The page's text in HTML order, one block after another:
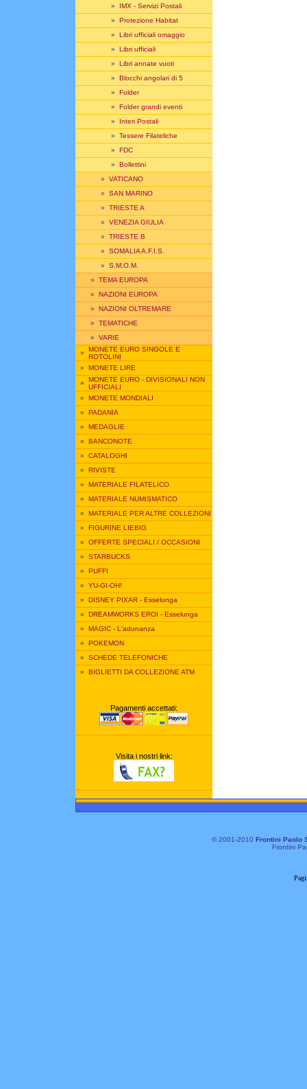
» IMX - Servizi Postali
» Protezione Habitat
» Libri ufficiali omaggio
» Libri ufficiali
» Libri annate vuoti
» Blocchi angolari di 5
» Folder
» Folder grandi eventi
» Interi Postali
» Tessere Filateliche
» FDC
» Bollettini
» VATICANO
» SAN MARINO
» TRIESTE A
» VENEZIA GIULIA
» TRIESTE B
» SOMALIA A.F.I.S.
» S.M.O.M.
» TEMA EUROPA
» NAZIONI EUROPA
» NAZIONI OLTREMARE
» TEMATICHE
» VARIE
» MONETE EURO SINGOLE E
ROTOLINI
» MONETE LIRE
» MONETE EURO - DIVISIONALI NON
UFFICIALI
» MONETE MONDIALI
» PADANIA
» MEDAGLIE
» BANCONOTE
» CATALOGHI
» RIVISTE
» MATERIALE FILATELICO
» MATERIALE NUMISMATICO
» MATERIALE PER ALTRE COLLEZIONI
» FIGURINE LIEBIG
» OFFERTE SPECIALI / OCCASIONI
» STARBUCKS
» PUFFI
» YU-GI-OH!
» DISNEY PIXAR - Esselunga
» DREAMWORKS EROI - Esselunga
» MAGIC - L'adunanza
» POKEMON
» SCHEDE TELEFONICHE
» BIGLIETTI DA COLLEZIONE ATM
Pagamenti accettati:
Visita i nostri link:
© 2001-2010 Frontini Paolo
Frontini